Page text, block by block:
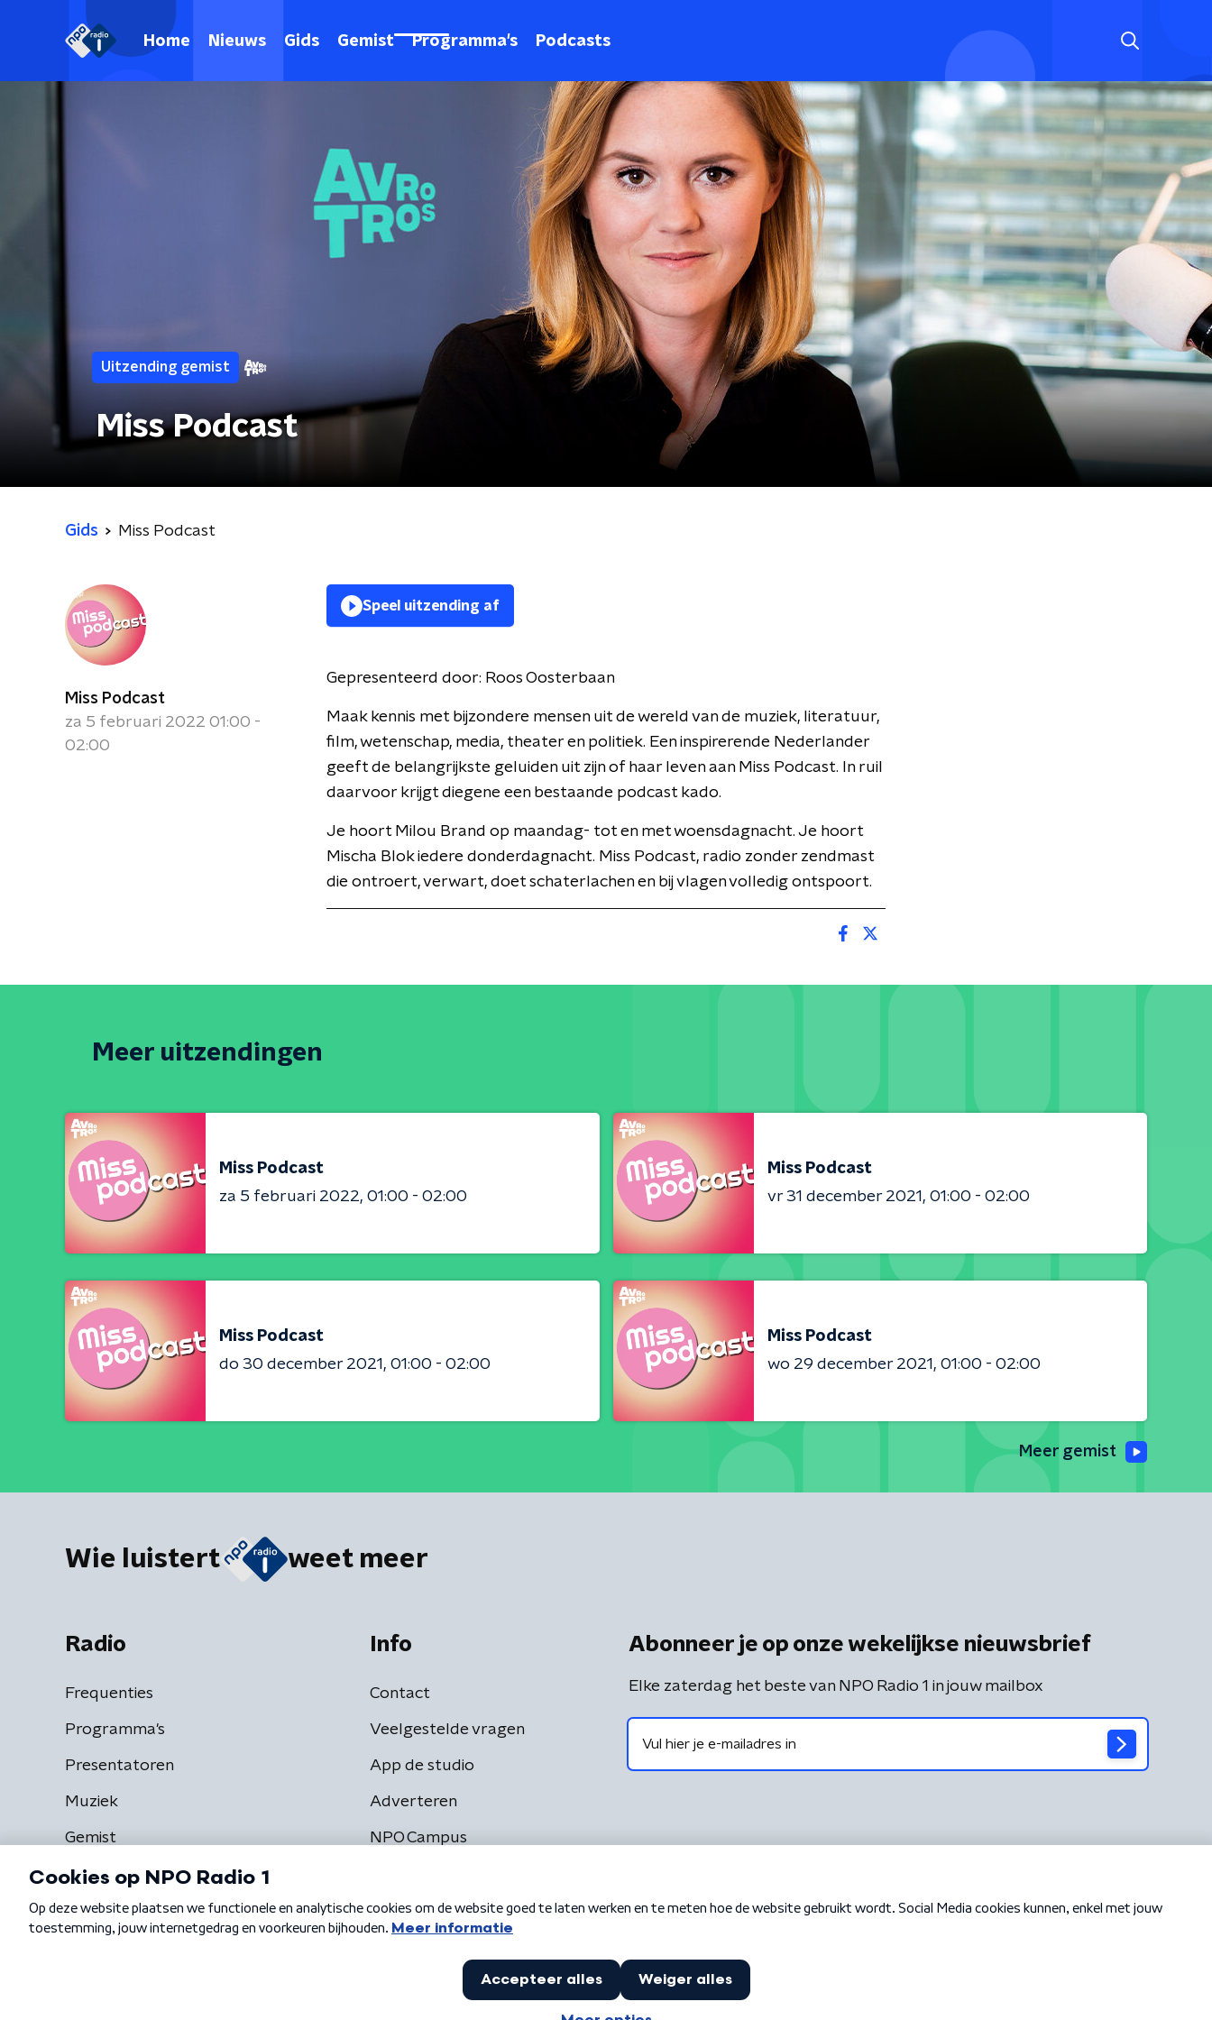
Home Nieuws Gids Gemist Programma's Podcasts
Uitzending gemist
Miss Podcast
Gids Miss Podcast
Miss Podcast
za 5 februari 2022 01:00 -
02:00
Speel uitzending af
Gepresenteerd door: Roos Oosterbaan
Maak kennis met bijzondere mensen uit de wereld van de muziek, literatuur,
film, wetenschap, media, theater en politiek. Een inspirerende Nederlander
geeft de belangrijkste geluiden uit zijn of haar leven aan Miss Podcast. In ruil
daarvoor krijgt diegene een bestaande podcast kado.
Je hoort Milou Brand op maandag- tot en met woensdagnacht. Je hoort
Mischa Blok iedere donderdagnacht. Miss Podcast, radio zonder zendmast
die ontroert, verwart, doet schaterlachen en bij vlagen volledig ontspoort.
Meer uitzendingen
Miss Podcast
za 5 februari 2022 01:00 - 02:00
Miss Podcast
vr 31 december 2021
01:00 - 02:00
Miss Podcast
do 30 december 2021
01:00 - 02:00
Miss Podcast
wo 29 december 2021
01:00 - 02:00
Meer gemist
Wie luistert weet meer
Radio
Frequenties
Programma's
Presentatoren
Muziek
Gemist
Info
Contact
Veelgestelde vragen
App de studio
Adverteren
NPO Campus
Abonneer je op onze wekelijkse nieuwsbrief
Elke zaterdag het beste van NPO Radio 1 in jouw mailbox
Algemene voorwaarden Privacybeleid